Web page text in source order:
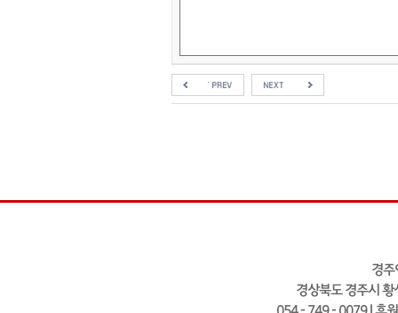
경주
경상북도 경주시